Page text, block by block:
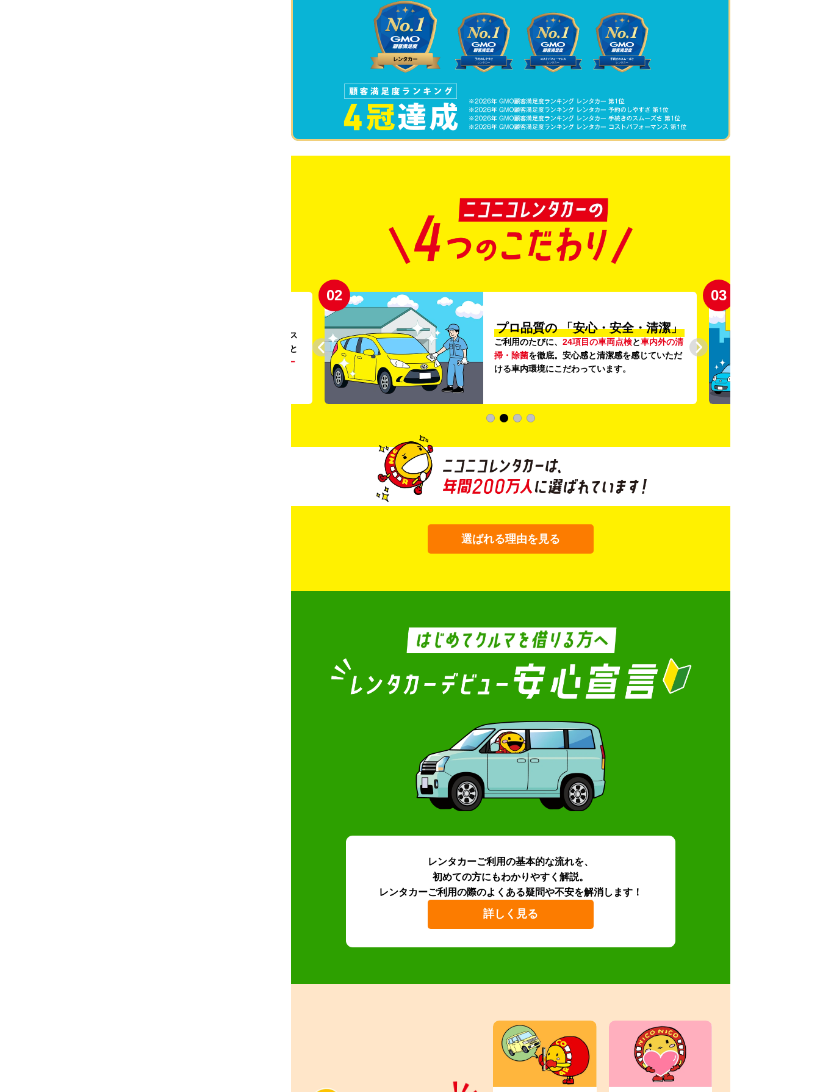
。ガソリンス
タンドや整備工場の既存インフラを活用すること
リー
02
プロ品質の 「安心・安全・清潔」
ご利用のたびに、 24項目の車両点検と車内外の清
掃・除菌を徹底。安心感と清潔感を感じていただ
ける車内環境にこだわっています。
03
選ばれる理由を見る
レンタカーご利用の基本的な流れを、
初めての方にもわかりやすく解説。
レンタカーご利用の際のよくある疑問や不安を解消します！
詳しく見る